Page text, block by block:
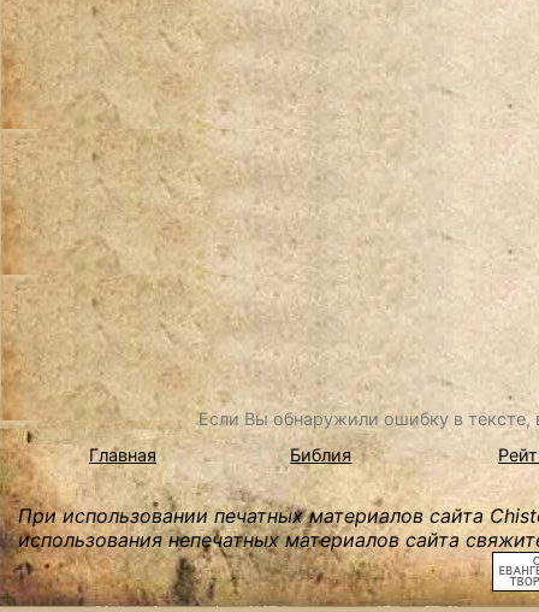
Если Вы обнаружили ошибку в
Главная
Библия
При использовании печатных материалов сайта
использования непечатных материалов сайта